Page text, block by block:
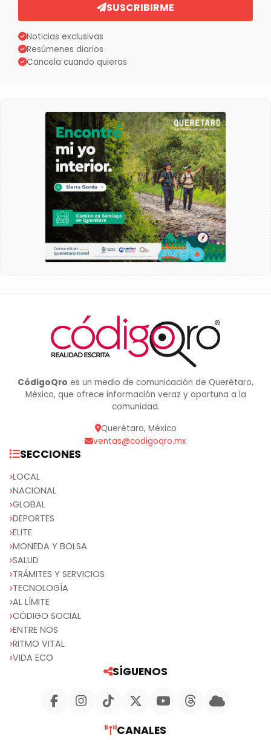
SUSCRIBIRME
Noticias exclusivas
Resúmenes diarios
Cancela cuando quieras
CódigoQro es un medio de comunicación de Querétaro,
México, que ofrece información veraz y oportuna a la
comunidad.
Querétaro, México
ventas@codigoqro.mx
SECCIONES
LOCAL
NACIONAL
GLOBAL
DEPORTES
ELITE
MONEDA Y BOLSA
SALUD
TRÁMITES Y SERVICIOS
TECNOLOGÍA
AL LÍMITE
CÓDIGO SOCIAL
ENTRE NOS
RITMO VITAL
VIDA ECO
SÍGUENOS
CANALES